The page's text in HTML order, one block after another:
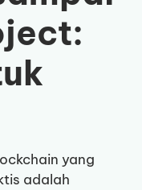
yang
adalah